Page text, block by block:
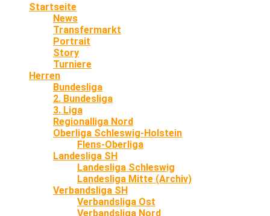
Startseite
News
Transfermarkt
Portrait
Story
Turniere
Herren
Bundesliga
2. Bundesliga
3. Liga
Regionalliga Nord
Oberliga Schleswig-Holstein
Flens-Oberliga
Landesliga SH
Landesliga Schleswig
Landesliga Mitte (Archiv)
Verbandsliga SH
Verbandsliga Ost
Verbandsliga Nord